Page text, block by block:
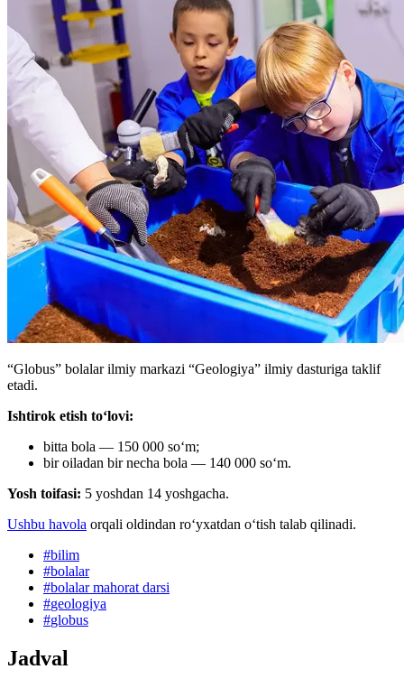
“Globus” bolalar ilmiy markazi “Geologiya” ilmiy dasturiga taklif
etadi.
Ishtirok etish toʻlovi:
bitta bola — 150 000 so‘m;
bir oiladan bir necha bola — 140 000 soʻm.
Yosh toifasi: 5 yoshdan 14 yoshgacha.
Ushbu havola orqali oldindan roʻyxatdan oʻtish talab qilinadi.
#bilim
#bolalar
#bolalar mahorat darsi
#geologiya
#globus
Jadval